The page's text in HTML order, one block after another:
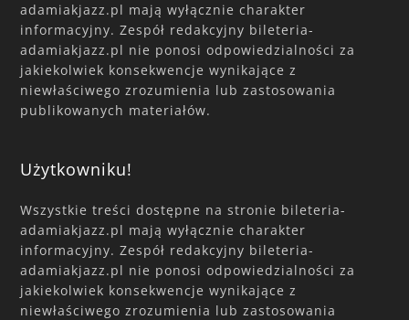
adamiakjazz.pl mają wyłącznie charakter
informacyjny. Zespół redakcyjny bileteria-
adamiakjazz.pl nie ponosi odpowiedzialności za
jakiekolwiek konsekwencje wynikające z
niewłaściwego zrozumienia lub zastosowania
publikowanych materiałów.
Użytkowniku!
Wszystkie treści dostępne na stronie bileteria-
adamiakjazz.pl mają wyłącznie charakter
informacyjny. Zespół redakcyjny bileteria-
adamiakjazz.pl nie ponosi odpowiedzialności za
jakiekolwiek konsekwencje wynikające z
niewłaściwego zrozumienia lub zastosowania